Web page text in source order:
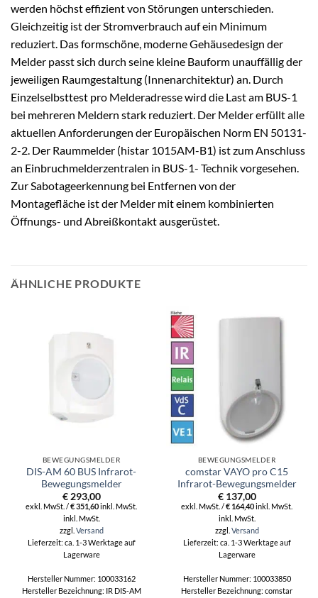
werden höchst effizient von Störungen unterschieden.
Gleichzeitig ist der Stromverbrauch auf ein Minimum
reduziert. Das formschöne, moderne Gehäusedesign der
Melder passt sich durch seine kleine Bauform unauffällig der
jeweiligen Raumgestaltung (Innenarchitektur) an. Durch
Einzelselbsttest pro Melderadresse wird die Last am BUS-1
bei mehreren Meldern stark reduziert. Der Melder erfüllt alle
aktuellen Anforderungen der Europäischen Norm EN 50131-
2-2. Der Raummelder (histar 1015AM-B1) ist zum Anschluss
an Einbruchmelderzentralen in BUS-1- Technik vorgesehen.
Zur Sabotageerkennung bei Entfernen von der
Montagefläche ist der Melder mit einem kombinierten
Öffnungs- und Abreißkontakt ausgerüstet.
ÄHNLICHE PRODUKTE
BEWEGUNGSMELDER
DIS-AM 60 BUS Infrarot-
Bewegungsmelder
€293,00
exkl. MwSt. /€351,60inkl. MwSt.
inkl. MwSt.
zzgl. Versand
Lieferzeit: ca. 1-3 Werktage auf
Lagerware
Hersteller Nummer: 100033162
Hersteller Bezeichnung: IR DIS-AM
BEWEGUNGSMELDER
comstar VAYO pro C15
Infrarot-Bewegungsmelder
€137,00
exkl. MwSt. /€ 164,40inkl. MwSt.
inkl. MwSt.
zzgl. Versand
Lieferzeit: ca. 1-3 Werktage auf
Lagerware
Hersteller Nummer: 100033850
Hersteller Bezeichnung: comstar